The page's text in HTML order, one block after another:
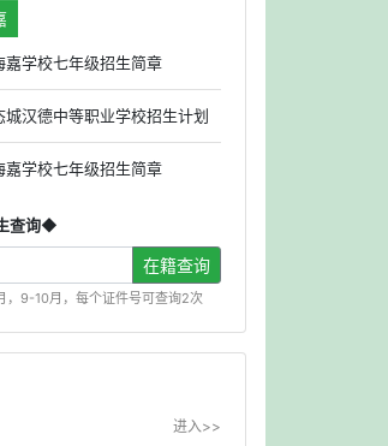
学校七年级招生简章
汉德中等职业学校招生计划
学校七年级招生简章
查询◆
在籍查询
，9-10月，每个证件号可查询2次
进入>>